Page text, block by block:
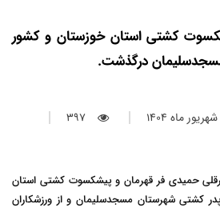
کشتی استان خوزستان و کشور
درگذشت.
ماه 1404
397
حمیدی فر قهرمان و پیشکسوت کشتی استان
کشتی شهرستان مسجدسلیمان و از ورزشکاران